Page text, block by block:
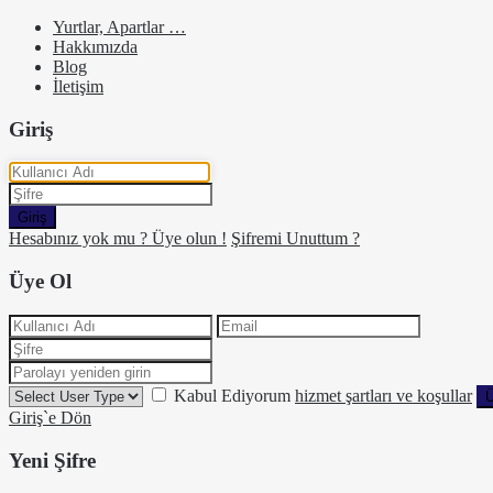
Yurtlar, Apartlar …
Hakkımızda
Blog
İletişim
Giriş
Giriş
Hesabınız yok mu ? Üye olun ! Şifremi Unuttum ?
Üye Ol
Kabul Ediyorum hizmet şartları ve koşullar
Giriş`e Dön
Yeni Şifre